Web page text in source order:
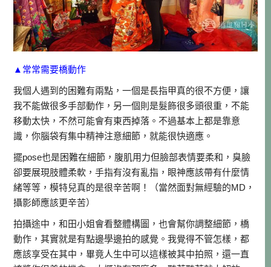
▲常常需要橋動作
我個人遇到的困難有兩點，一個是長指甲真的很不方便，讓
我不能做很多手部動作，另一個則是髮飾很多頭很重，不能
移動太快，不然可能會有東西掉落。不過基本上都是靠意
識，你腦袋有集中精神注意細節，就能很快適應。
擺pose也是困難在細節，腹肌用力但臉部表情要柔和，臭臉
卻要展現肢體柔軟，手指有沒有亂指，眼神應該帶有什麼情
緒等等，模特兒真的是很辛苦啊！（當然面對無經驗的MD，
攝影師應該更辛苦）
拍攝途中，和田小姐會看整體構圖，也會幫你調整細節，橋
動作，其實就是有點邊學邊拍的感覺。我覺得不管怎樣，都
應該享受在其中，畢竟人生中可以這樣被其中拍照，還一直